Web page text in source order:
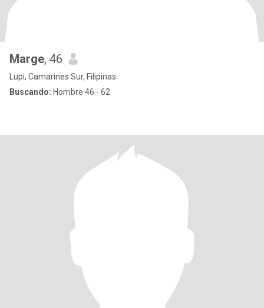
Marge, 46
Lupi, Camarines Sur, Filipinas
Buscando: Hombre 46 - 62